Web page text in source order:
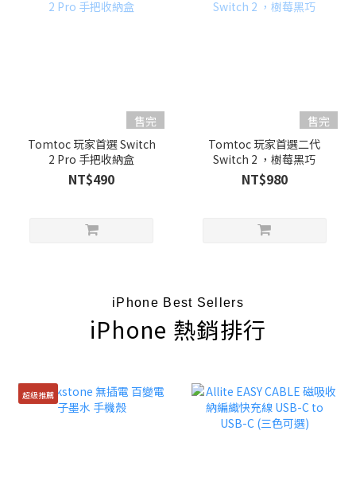
售完
Tomtoc 玩家首選 Switch
2 Pro 手把收納盒
NT$490
售完
Tomtoc 玩家首選二代
Switch 2 ，樹莓黑巧
NT$980
iPhone Best Sellers
iPhone 熱銷排行
超級推薦